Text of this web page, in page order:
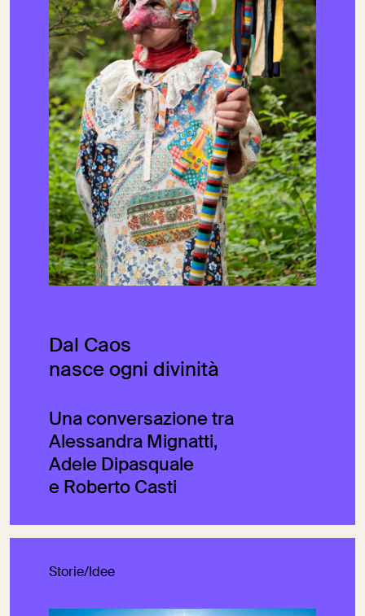
Dal Caos
nasce ogni divinità
Una conversazione tra
Alessandra Mignatti,
Adele Dipasquale
e Roberto Casti
Storie/Idee